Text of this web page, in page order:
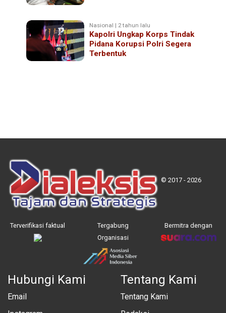
Nasional | 2 tahun lalu
Kapolri Ungkap Korps Tindak
Pidana Korupsi Polri Segera
Terbentuk
© 2017 - 2026
Terverifikasi faktual
Tergabung
Organisasi
Bermitra dengan
Hubungi Kami
Email
Tentang Kami
Tentang Kami